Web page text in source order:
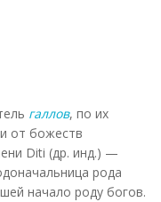
галлов, по их
от божеств
Diti (др. инд.) —
рода
начало роду богов.